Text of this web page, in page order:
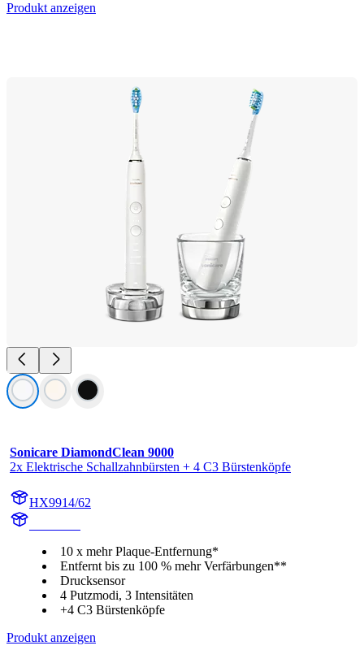
Produkt anzeigen
Sonicare DiamondClean 9000
2x Elektrische Schallzahnbürsten + 4 C3 Bürstenköpfe
HX9914/62
10 x mehr Plaque-Entfernung*
Entfernt bis zu 100 % mehr Verfärbungen**
Drucksensor
4 Putzmodi, 3 Intensitäten
+4 C3 Bürstenköpfe
Produkt anzeigen